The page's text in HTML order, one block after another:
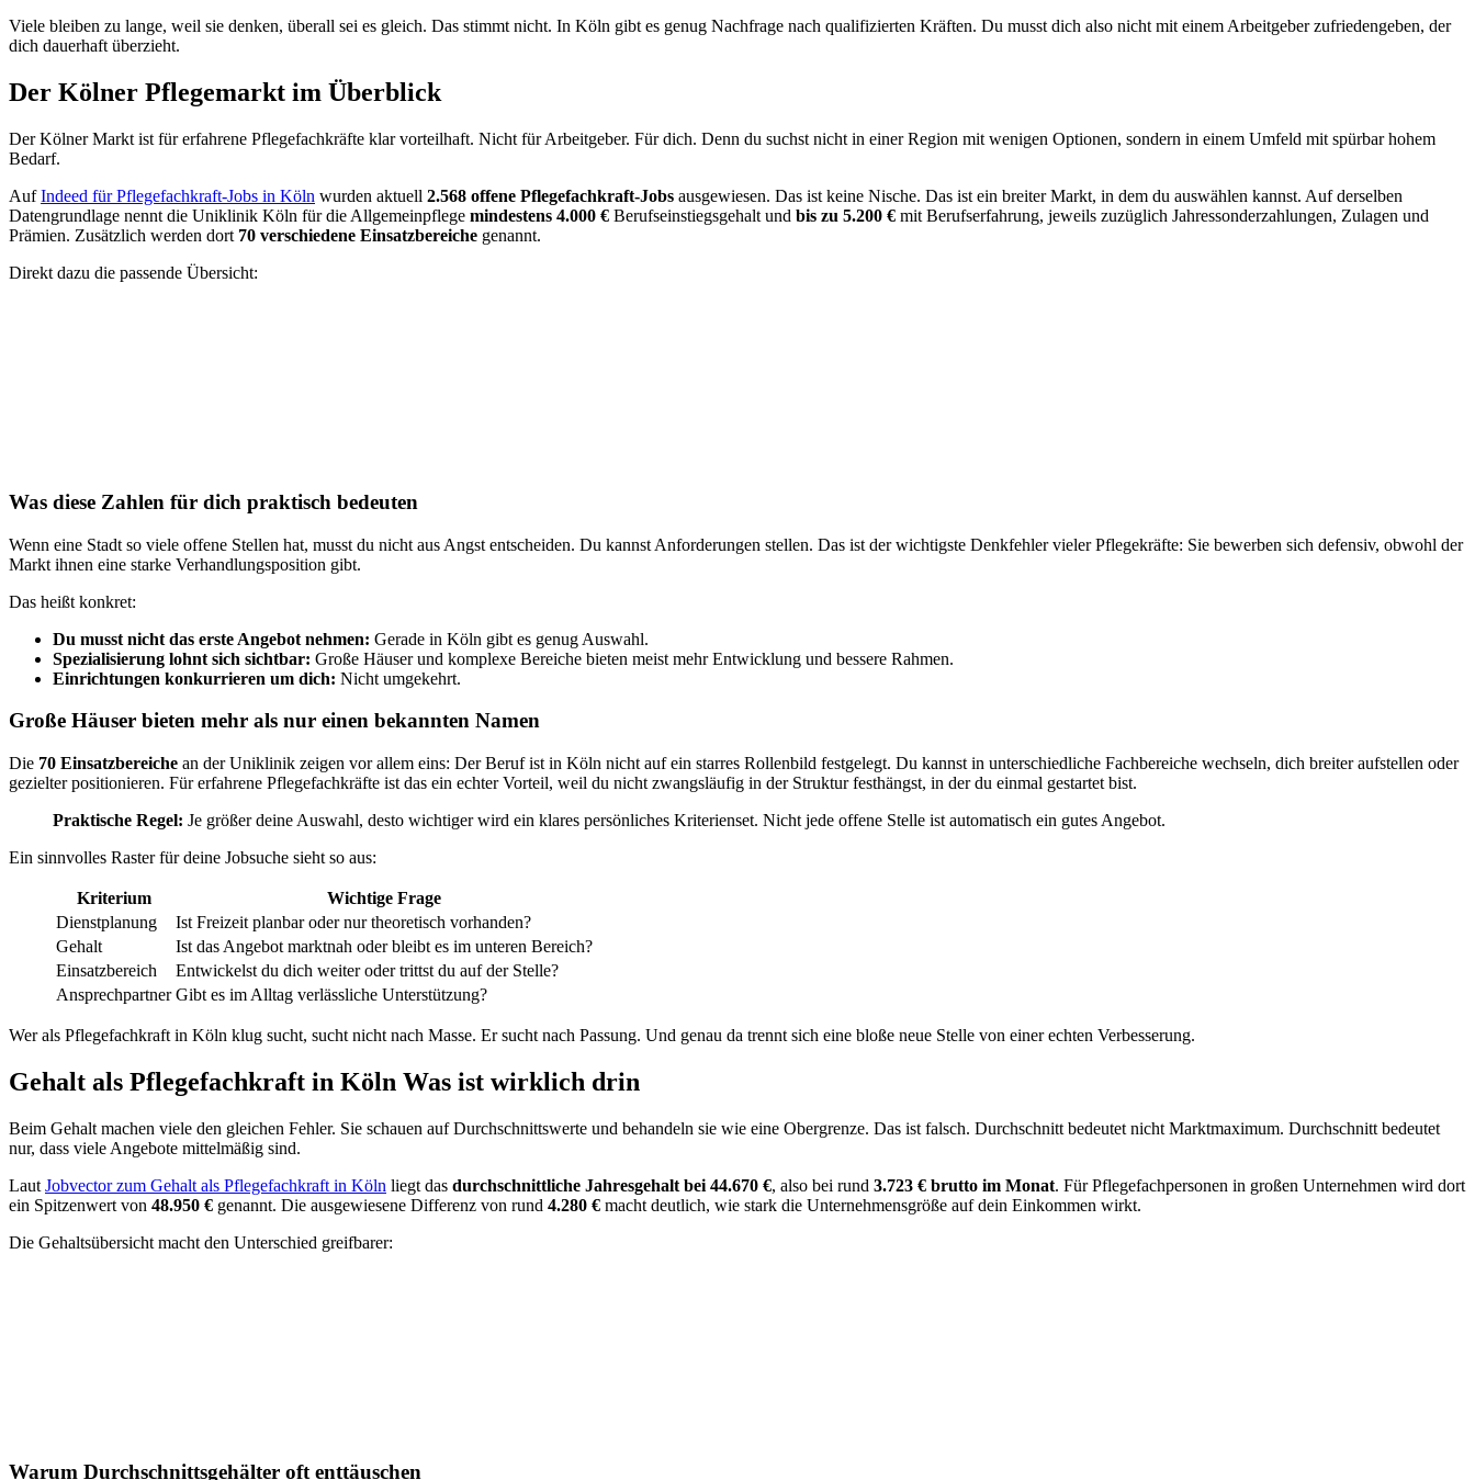
Viele bleiben zu lange, weil sie denken, überall sei es gleich. Das stimmt nicht. In Köln gibt es genug Nachfrage nach qualifizierten Kräften. Du musst dich also nicht mit einem Arbeitgeber zufriedengeben, der
dich dauerhaft überzieht.
Der Kölner Pflegemarkt im Überblick
Der Kölner Markt ist für erfahrene Pflegefachkräfte klar vorteilhaft. Nicht für Arbeitgeber. Für dich. Denn du suchst nicht in einer Region mit wenigen Optionen, sondern in einem Umfeld mit spürbar hohem
Bedarf.
AufIndeed für Pflegefachkraft-Jobs in Köln wurden aktuell 2.568 offene Pflegefachkraft-Jobs ausgewiesen. Das ist keine Nische. Das ist ein breiter Markt, in dem du auswählen kannst. Auf derselben
Datengrundlage nennt die Uniklinik Köln für die Allgemeinpflege mindestens 4.000 € Berufseinstiegsgehalt und bis zu 5.200 € mit Berufserfahrung, jeweils zuzüglich Jahressonderzahlungen, Zulagen und
Prämien. Zusätzlich werden dort 70 verschiedene Einsatzbereiche genannt.
Direkt dazu die passende Übersicht:
Was diese Zahlen für dich praktisch bedeuten
Wenn eine Stadt so viele offene Stellen hat, musst du nicht aus Angst entscheiden. Du kannst Anforderungen stellen. Das ist der wichtigste Denkfehler vieler Pflegekräfte: Sie bewerben sich defensiv, obwohl der
Markt ihnen eine starke Verhandlungsposition gibt.
Das heißt konkret:
Du musst nicht das erste Angebot nehmen: Gerade in Köln gibt es genug Auswahl.
Spezialisierung lohnt sich sichtbar: Große Häuser und komplexe Bereiche bieten meist mehr Entwicklung und bessere Rahmen.
Einrichtungen konkurrieren um dich: Nicht umgekehrt.
Große Häuser bieten mehr als nur einen bekannten Namen
Die 70 Einsatzbereiche an der Uniklinik zeigen vor allem eins: Der Beruf ist in Köln nicht auf ein starres Rollenbild festgelegt. Du kannst in unterschiedliche Fachbereiche wechseln, dich breiter aufstellen oder
gezielter positionieren. Für erfahrene Pflegefachkräfte ist das ein echter Vorteil, weil du nicht zwangsläufig in der Struktur festhängst, in der du einmal gestartet bist.
Praktische Regel: Je größer deine Auswahl, desto wichtiger wird ein klares persönliches Kriterienset. Nicht jede offene Stelle ist automatisch ein gutes Angebot.
Ein sinnvolles Raster für deine Jobsuche sieht so aus:
Kriterium
Wichtige Frage
Dienstplanung
Ist Freizeit planbar oder nur theoretisch vorhanden?
Gehalt
Ist das Angebot marktnah oder bleibt es im unteren Bereich?
Einsatzbereich
Entwickelst du dich weiter oder trittst du auf der Stelle?
Ansprechpartner Gibt es im Alltag verlässliche Unterstützung?
Wer als Pflegefachkraft in Köln klug sucht, sucht nicht nach Masse. Er sucht nach Passung. Und genau da trennt sich eine bloße neue Stelle von einer echten Verbesserung.
Gehalt als Pflegefachkraft in Köln Was ist wirklich drin
Beim Gehalt machen viele den gleichen Fehler. Sie schauen auf Durchschnittswerte und behandeln sie wie eine Obergrenze. Das ist falsch. Durchschnitt bedeutet nicht Marktmaximum. Durchschnitt bedeutet
nur, dass viele Angebote mittelmäßig sind.
Laut Jobvector zum Gehalt als Pflegefachkraft in Köln liegt das durchschnittliche Jahresgehalt bei 44.670 €, also bei rund 3.723 € brutto im Monat. Für Pflegefachpersonen in großen Unternehmen wird dort
ein Spitzenwert von 48.950 € genannt. Die ausgewiesene Differenz von rund 4.280 € macht deutlich, wie stark die Unternehmensgröße auf dein Einkommen wirkt.
Die Gehaltsübersicht macht den Unterschied greifbarer:
Warum Durchschnittsgehälter oft enttäuschen